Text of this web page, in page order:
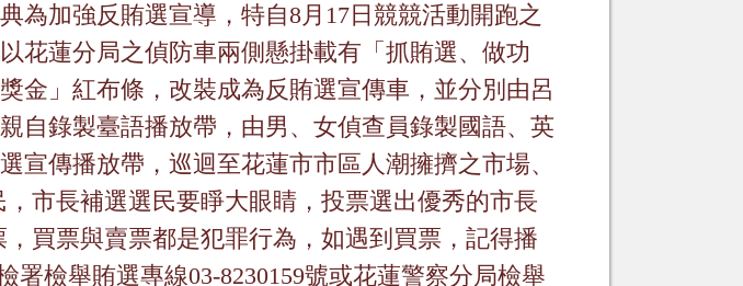
為加強反賄選宣導，特自8月 17 日競競活動開跑之
花蓮分局之偵防車兩側懸掛載有「抓賄選、做功
金」紅布條，改裝成為反賄選宣傳車，並分別由呂
自錄製臺語播放帶，由男、女偵查員錄製國語、英
宣傳播放帶，巡迴至花蓮市市區人潮擁擠之市場、
市長補選選民要睜大眼睛，投票選出優秀的市長
買票與賣票都是犯罪行為，如遇到買票，記得播
署檢舉賄選專線03-8230159號或花蓮警察分局檢舉